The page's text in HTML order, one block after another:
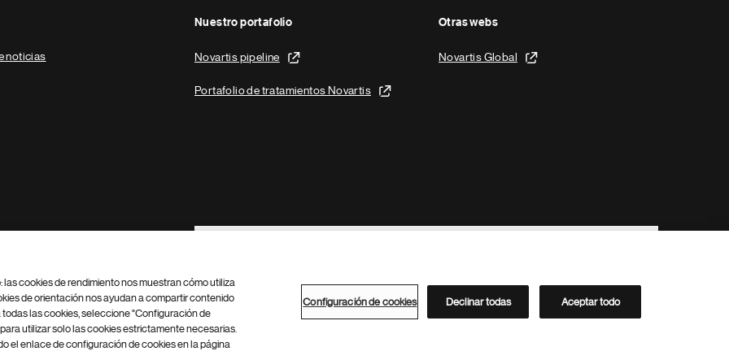
noticias
Nuestro portafolio
Novartis pipeline
Portafolio de tratamientos Novartis
Otras webs
Novartis Global
Footer Site Search
Configuración de cookies Mapa del sitio
Directorio de Novartis
cookies de rendimiento nos muestran cómo utiliza
de orientación nos ayudan a compartir contenido
las cookies, seleccione "Configuración de
utilizar solo las cookies estrictamente necesarias.
el enlace de configuración de cookies en la página
Configuración de cookies Declinar todas Aceptar todo